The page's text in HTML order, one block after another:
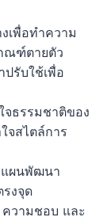
วัน)
คืน)
เพื่อทำความ
ณฑ์ตายตัว
รับใช้เพื่อ
ธรรมชาติของ
จสไตล์การ
แผนพัฒนา
งจุด
วามชอบ และ